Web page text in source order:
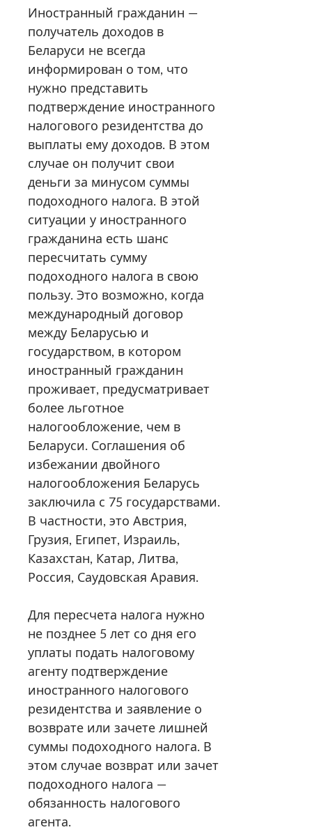
Иностранный гражданин —
получатель доходов в
Беларуси не всегда
информирован о том, что
нужно представить
подтверждение иностранного
налогового резидентства до
выплаты ему доходов. В этом
случае он получит свои
деньги за минусом суммы
подоходного налога. В этой
ситуации у иностранного
гражданина есть шанс
пересчитать сумму
подоходного налога в свою
пользу. Это возможно, когда
международный договор
между Беларусью и
государством, в котором
иностранный гражданин
проживает, предусматривает
более льготное
налогообложение, чем в
Беларуси. Соглашения об
избежании двойного
налогообложения Беларусь
заключила с 75 государствами.
В частности, это Австрия,
Грузия, Египет, Израиль,
Казахстан, Катар, Литва,
Россия, Саудовская Аравия.
Для пересчета налога нужно
не позднее 5 лет со дня его
уплаты подать налоговому
агенту подтверждение
иностранного налогового
резидентства и заявление о
возврате или зачете лишней
суммы подоходного налога. В
этом случае возврат или зачет
подоходного налога —
обязанность налогового
агента.